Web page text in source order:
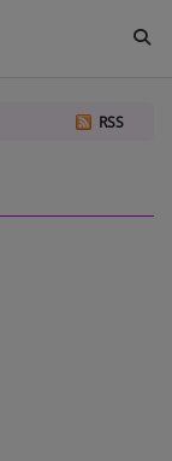
RSS